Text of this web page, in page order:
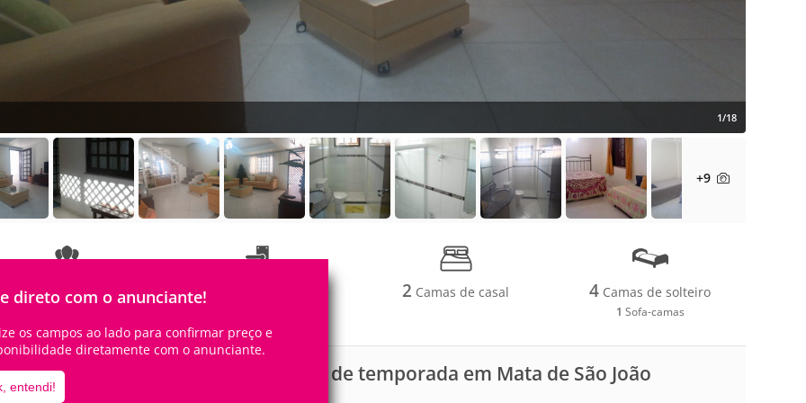
direto com o anunciante!
os campos ao lado para confirmar preço e
diretamente com o anunciante.
entendi!
1/18
+9
10Pessoas 2 Camas de casal 4 Camas de solteiro
1 Sofa-camas
Casa para aluguel de temporada em Mata de São João